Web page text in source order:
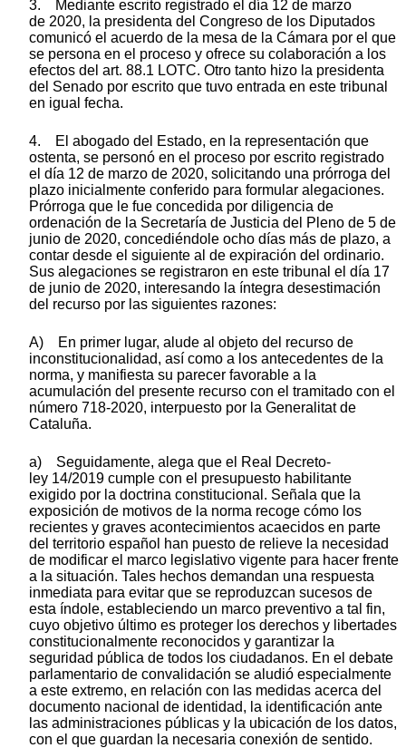
3. Mediante escrito registrado el día 12 de marzo
de 2020, la presidenta del Congreso de los Diputados
comunicó el acuerdo de la mesa de la Cámara por el que
se persona en el proceso y ofrece su colaboración a los
efectos del art. 88.1 LOTC. Otro tanto hizo la presidenta
del Senado por escrito que tuvo entrada en este tribunal
en igual fecha.
4. El abogado del Estado, en la representación que
ostenta, se personó en el proceso por escrito registrado
el día 12 de marzo de 2020, solicitando una prórroga del
plazo inicialmente conferido para formular alegaciones.
Prórroga que le fue concedida por diligencia de
ordenación de la Secretaría de Justicia del Pleno de 5 de
junio de 2020, concediéndole ocho días más de plazo, a
contar desde el siguiente al de expiración del ordinario.
Sus alegaciones se registraron en este tribunal el día 17
de junio de 2020, interesando la íntegra desestimación
del recurso por las siguientes razones:
A) En primer lugar, alude al objeto del recurso de
inconstitucionalidad, así como a los antecedentes de la
norma, y manifiesta su parecer favorable a la
acumulación del presente recurso con el tramitado con el
número 718-2020, interpuesto por la Generalitat de
Cataluña.
a) Seguidamente, alega que el Real Decreto-
ley 14/2019 cumple con el presupuesto habilitante
exigido por la doctrina constitucional. Señala que la
exposición de motivos de la norma recoge cómo los
recientes y graves acontecimientos acaecidos en parte
del territorio español han puesto de relieve la necesidad
de modificar el marco legislativo vigente para hacer frente
a la situación. Tales hechos demandan una respuesta
inmediata para evitar que se reproduzcan sucesos de
esta índole, estableciendo un marco preventivo a tal fin,
cuyo objetivo último es proteger los derechos y libertades
constitucionalmente reconocidos y garantizar la
seguridad pública de todos los ciudadanos. En el debate
parlamentario de convalidación se aludió especialmente
a este extremo, en relación con las medidas acerca del
documento nacional de identidad, la identificación ante
las administraciones públicas y la ubicación de los datos,
con el que guardan la necesaria conexión de sentido.